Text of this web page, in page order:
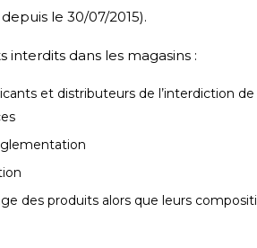
le 30/07/2015).
interdits dans les magasins :
et distributeurs de l’interdiction
des produits alors que leurs